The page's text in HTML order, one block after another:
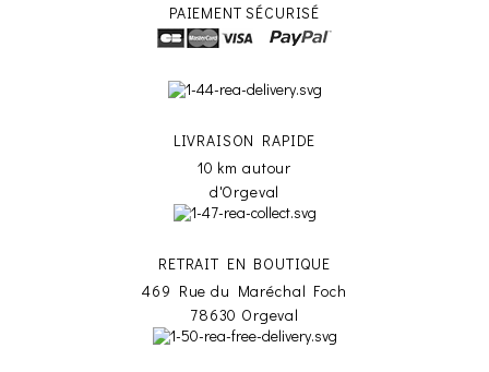
PAIEMENT SÉCURISÉ
LIVRAISON RAPIDE
10 km autour
d'Orgeval
RETRAIT EN BOUTIQUE
469 Rue du Maréchal Foch
78630 Orgeval